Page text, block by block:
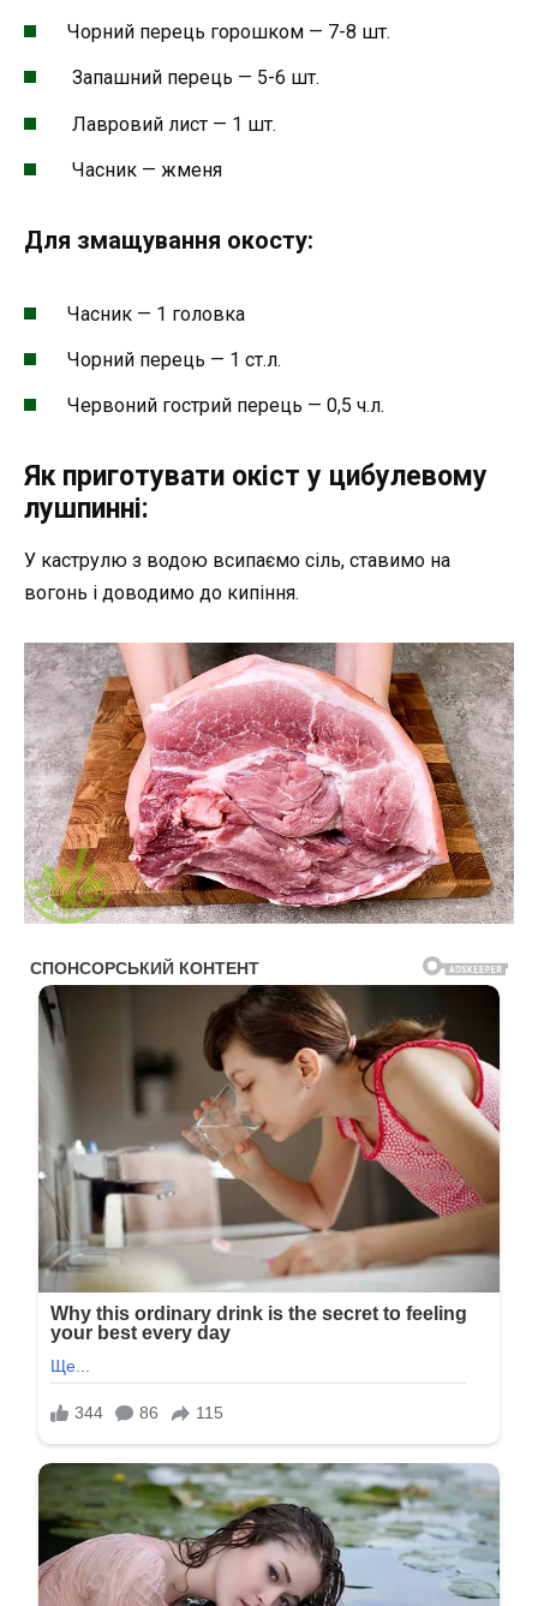
Чорний перець горошком — 7-8 шт.
Запашний перець — 5-6 шт.
Лавровий лист — 1 шт.
Часник — жменя
Для змащування окосту:
Часник — 1 головка
Чорний перець — 1 ст.л.
Червоний гострий перець — 0,5 ч.л.
Як приготувати окіст у цибулевому
лушпинні:
У каструлю з водою всипаємо сіль, ставимо на
вогонь і доводимо до кипіння.